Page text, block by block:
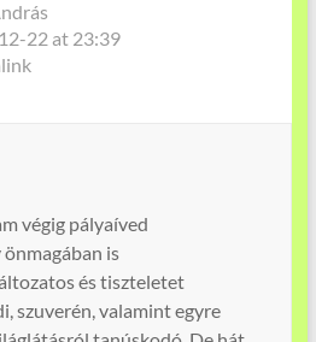
22 at 23:39
végig pályaíved
is
és tiszteletet
szuverén, valamint egyre